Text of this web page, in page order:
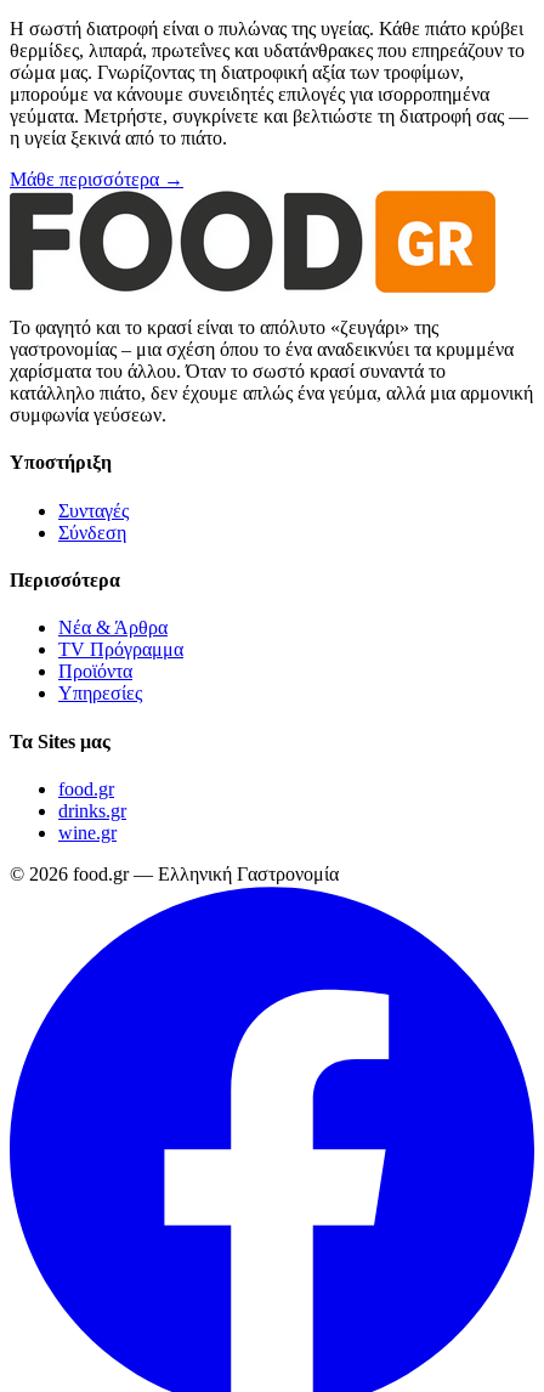
Η σωστή διατροφή είναι ο πυλώνας της υγείας. Κάθε πιάτο κρύβει
θερμίδες, λιπαρά, πρωτεΐνες και υδατάνθρακες που επηρεάζουν το
σώμα μας. Γνωρίζοντας τη διατροφική αξία των τροφίμων,
μπορούμε να κάνουμε συνειδητές επιλογές για ισορροπημένα
γεύματα. Μετρήστε, συγκρίνετε και βελτιώστε τη διατροφή σας —
η υγεία ξεκινά από το πιάτο.
Μάθε περισσότερα →
Το φαγητό και το κρασί είναι το απόλυτο «ζευγάρι» της
γαστρονομίας – μια σχέση όπου το ένα αναδεικνύει τα κρυμμένα
χαρίσματα του άλλου. Όταν το σωστό κρασί συναντά το
κατάλληλο πιάτο, δεν έχουμε απλώς ένα γεύμα, αλλά μια αρμονική
συμφωνία γεύσεων.
Υποστήριξη
Συνταγές
Σύνδεση
Περισσότερα
Νέα & Άρθρα
TV Πρόγραμμα
Προϊόντα
Υπηρεσίες
Τα Sites μας
food.gr
drinks.gr
wine.gr
© 2026 food.gr — Ελληνική Γαστρονομία